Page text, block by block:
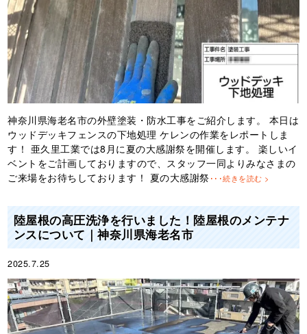
神奈川県海老名市の外壁塗装・防水工事をご紹介します。 本日は
ウッドデッキフェンスの下地処理 ケレンの作業をレポートしま
す！ 亜久里工業では8月に夏の大感謝祭を開催します。 楽しいイ
ベントをご計画しておりますので、スタッフ一同よりみなさまの
ご来場をお待ちしております！ 夏の大感謝祭･･･続きを読む >
陸屋根の高圧洗浄を行いました！陸屋根のメンテナ
ンスについて｜神奈川県海老名市
2025.7.25